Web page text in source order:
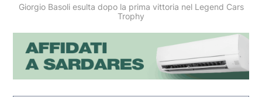
Giorgio Basoli esulta dopo la prima vittoria nel Legend Cars
Trophy